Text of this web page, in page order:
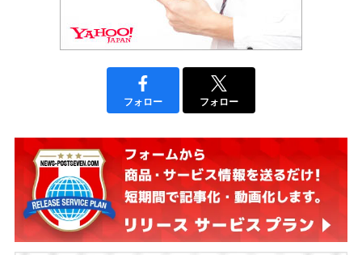
フォロー フォロー